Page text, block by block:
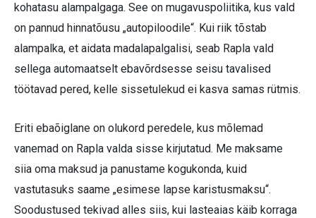
kohatasu alampalgaga. See on mugavuspoliitika, kus vald
on pannud hinnatõusu „autopiloodile“. Kui riik tõstab
alampalka, et aidata madalapalgalisi, seab Rapla vald
sellega automaatselt ebavõrdsesse seisu tavalised
töötavad pered, kelle sissetulekud ei kasva samas rütmis.
Eriti ebaõiglane on olukord peredele, kus mõlemad
vanemad on Rapla valda sisse kirjutatud. Me maksame
siia oma maksud ja panustame kogukonda, kuid
vastutasuks saame „esimese lapse karistusmaksu“.
Soodustused tekivad alles siis, kui lasteaias käib korraga